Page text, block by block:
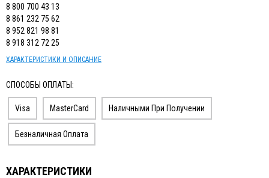
8 800 700 43 13
8 861 232 75 62
8 952 821 98 81
8 918 312 72 25
ХАРАКТЕРИСТИКИ И ОПИСАНИЕ
СПОСОБЫ ОПЛАТЫ:
Visa MasterCard Наличными При Получении
Безналичная Оплата
ХАРАКТЕРИСТИКИ